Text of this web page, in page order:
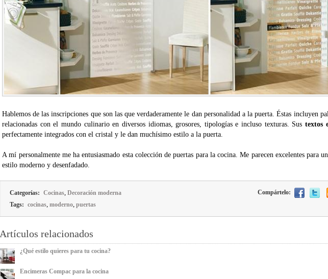
Hablemos de las inscripciones que son las que verdaderamente le dan personalidad a la puerta. Éstas incluyen
relacionadas con el mundo culinario en diversos idiomas, grosores, tipologías e incluso texturas. Sustextos
perfectamente integrados con el cristal y le dan muchísimo estilo a la puerta.
A mí personalmente me ha entusiasmado esta colección de puertas para la cocina. Me parecen excelentes para
estilo moderno y desenfadado.
Categorías: Cocinas, Decoración moderna
Compártelo:
Tags: cocinas, moderno, puertas
Artículos relacionados
¿Qué estilo quieres para tu cocina?
Encimeras Compac para la cocina